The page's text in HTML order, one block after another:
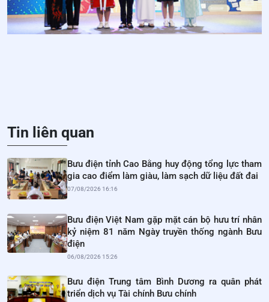
Tin liên quan
Bưu điện tỉnh Cao Bằng huy động tổng lực tham
gia cao điểm làm giàu, làm sạch dữ liệu đất đai
07/08/2026 16:16
Bưu điện Việt Nam gặp mặt cán bộ hưu trí nhân
kỷ niệm 81 năm Ngày truyền thống ngành Bưu
điện
06/08/2026 15:26
Bưu điện Trung tâm Bình Dương ra quân phát
triển dịch vụ Tài chính Bưu chính